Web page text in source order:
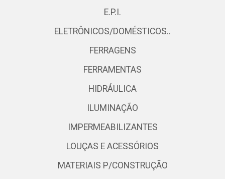
E.P.I.
ELETRÔNICOS/DOMÉSTICOS..
FERRAGENS
FERRAMENTAS
HIDRÁULICA
ILUMINAÇÃO
IMPERMEABILIZANTES
LOUÇAS E ACESSÓRIOS
MATERIAIS P/CONSTRUÇÃO